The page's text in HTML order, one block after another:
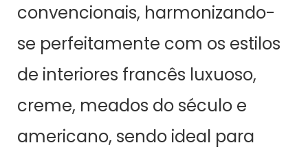
convencionais, harmonizando-
se perfeitamente com os estilos
de interiores francês luxuoso,
creme, meados do século e
americano, sendo ideal para